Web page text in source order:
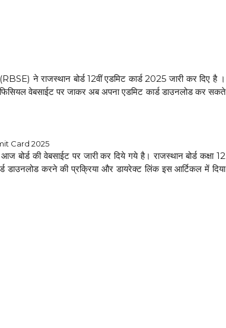
(RBSE) ने राजस्थान बोर्ड 12वीं एडमिट कार्ड 2025 जारी कर दिए है ।
वेबसाईट पर जाकर अब अपना एडमिट कार्ड डाउनलोड कर सकते
Card 2025
बोर्ड की वेबसाईट पर जारी कर दिये गये है। राजस्थान बोर्ड कक्षा 12
करने की प्रक्रिया और डायरेक्ट लिंक इस आर्टिकल में दिया